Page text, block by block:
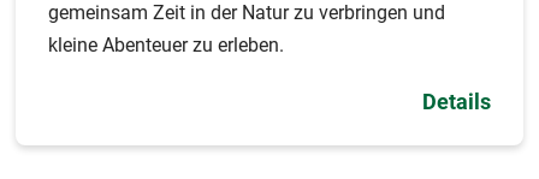
gemeinsam Zeit in der Natur zu verbringen und
kleine Abenteuer zu erleben.
Details